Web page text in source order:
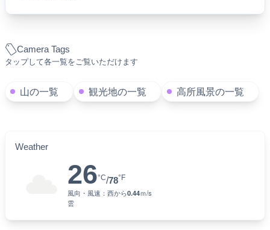
Camera Tags
タップして各一覧をご覧いただけます
山の一覧 観光地の一覧 高所風景の一覧
Weather
26°C/78°F
風向・風速： 西から0.44ｍ/s
雲